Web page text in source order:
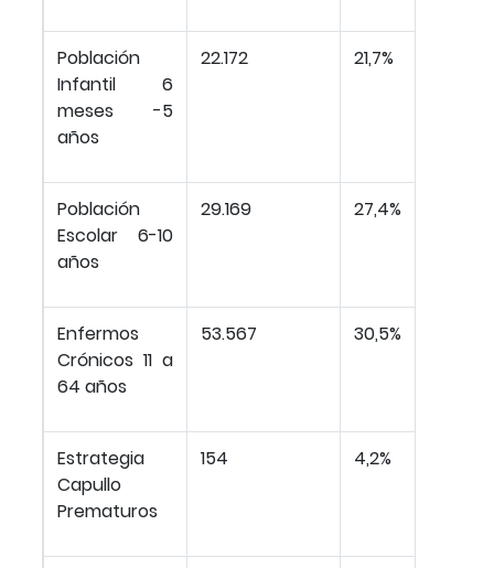
Población
Infantil 6
meses -5
años
22.172 21,7%
Población
Escolar 6-10
años
29.169 27,4%
Enfermos
Crónicos 11 a
64 años
53.567 30,5%
Estrategia
Capullo
Prematuros
154 4,2%